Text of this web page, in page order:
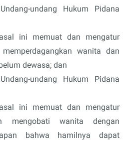
undang Hukum Pidana
ini memuat dan mengatur
wanita dan
dewasa; dan
undang Hukum Pidana
ini memuat dan mengatur
mengobati wanita dengan
bahwa hamilnya dapat